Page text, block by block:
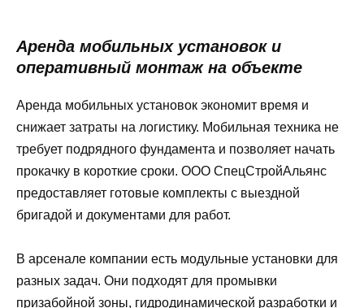
Аренда мобильных установок и
оперативный монтаж на объекте
Аренда мобильных установок экономит время и
снижает затраты на логистику. Мобильная техника не
требует подрядного фундамента и позволяет начать
прокачку в короткие сроки. ООО СпецСтройАльянс
предоставляет готовые комплекты с выездной
бригадой и документами для работ.
В арсенале компании есть модульные установки для
разных задач. Они подходят для промывки
призабойной зоны, гидродинамической разработки и